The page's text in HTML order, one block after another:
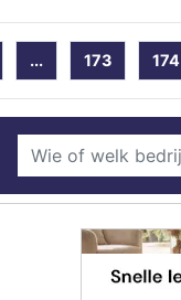
... 173 174